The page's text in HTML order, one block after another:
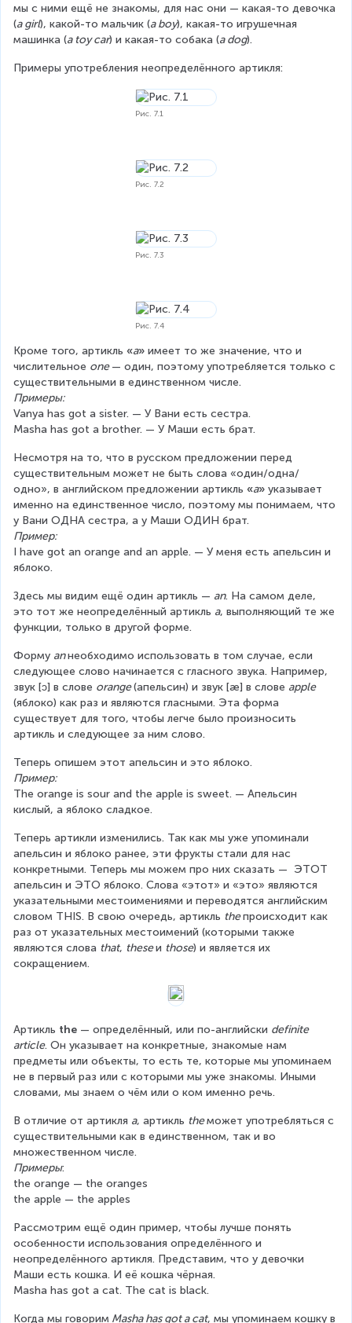
мы с ними ещё не знакомы, для нас они — какая-то девочка
(a girl), какой-то мальчик (a boy), какая-то игрушечная
машинка (a toy car) и какая-то собака (a dog).
Примеры употребления неопределённого артикля:
Рис. 7.1
Рис. 7.2
Рис. 7.3
Рис. 7.4
Кроме того, артикль «а» имеет то же значение, что и
числительное one — один, поэтому употребляется только с
существительными в единственном числе.
Примеры:
Vanya has got a sister. — У Вани есть сестра.
Masha has got a brother. — У Маши есть брат.
Несмотря на то, что в русском предложении перед
существительным может не быть слова «один/одна/
одно», в английском предложении артикль «а» указывает
именно на единственное число, поэтому мы понимаем, что
у Вани ОДНА сестра, а у Маши ОДИН брат.
Пример:
I have got an orange and an apple. — У меня есть апельсин и
яблоко.
Здесь мы видим ещё один артикль — an. На самом деле,
это тот же неопределённый артикль a, выполняющий те же
функции, только в другой форме.
Форму an необходимо использовать в том случае, если
следующее слово начинается с гласного звука. Например,
звук [ɔ] в слове orange (апельсин) и звук [æ] в слове apple
(яблоко) как раз и являются гласными. Эта форма
существует для того, чтобы легче было произносить
артикль и следующее за ним слово.
Теперь опишем этот апельсин и это яблоко.
Пример:
The orange is sour and the apple is sweet. — Апельсин
кислый, а яблоко сладкое.
Теперь артикли изменились. Так как мы уже упоминали
апельсин и яблоко ранее, эти фрукты стали для нас
конкретными. Теперь мы можем про них сказать —  ЭТОТ
апельсин и ЭТО яблоко. Слова «этот» и «это» являются
указательными местоимениями и переводятся английским
словом THIS. В свою очередь, артикль the происходит как
раз от указательных местоимений (которыми также
являются слова that, these и those) и является их
сокращением.
Артикль the — определённый, или по-английски definite
article. Он указывает на конкретные, знакомые нам
предметы или объекты, то есть те, которые мы упоминаем
не в первый раз или с которыми мы уже знакомы. Иными
словами, мы знаем о чём или о ком именно речь.
В отличие от артикля а, артикль the может употребляться с
существительными как в единственном, так и во
множественном числе.
Примеры:
the orange — the oranges
the apple — the apples
Рассмотрим ещё один пример, чтобы лучше понять
особенности использования определённого и
неопределённого артикля. Представим, что у девочки
Маши есть кошка. И её кошка чёрная.
Masha has got a cat. The cat is black.
Когда мы говорим Masha has got a cat, мы упоминаем кошку в